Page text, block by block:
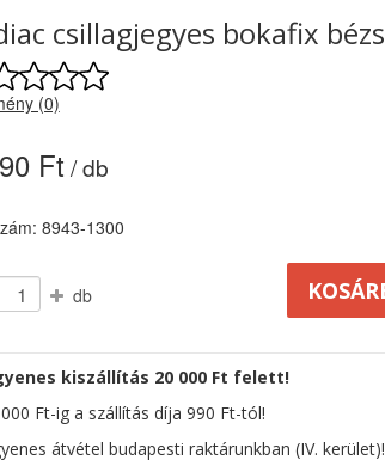
csillagjegyes bokafix bézs
(0)
Ft / db
8943-1300
db
kiszállítás 20 000 Ft felett!
Ft-ig a szállítás díja 990 Ft-tól!
átvétel budapesti raktárunkban (IV. kerület)!